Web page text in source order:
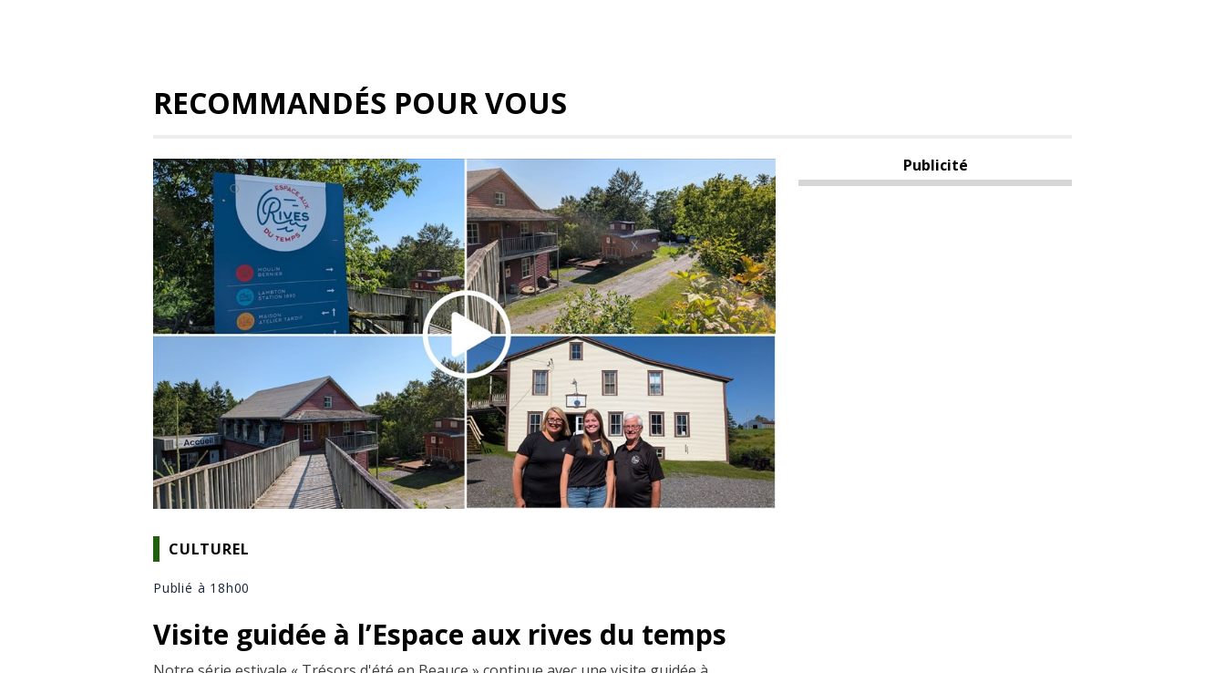
RECOMMANDÉS POUR VOUS
CULTUREL
Publié à 18h00
Visite guidée à l’Espace aux rives du temps
Publicité